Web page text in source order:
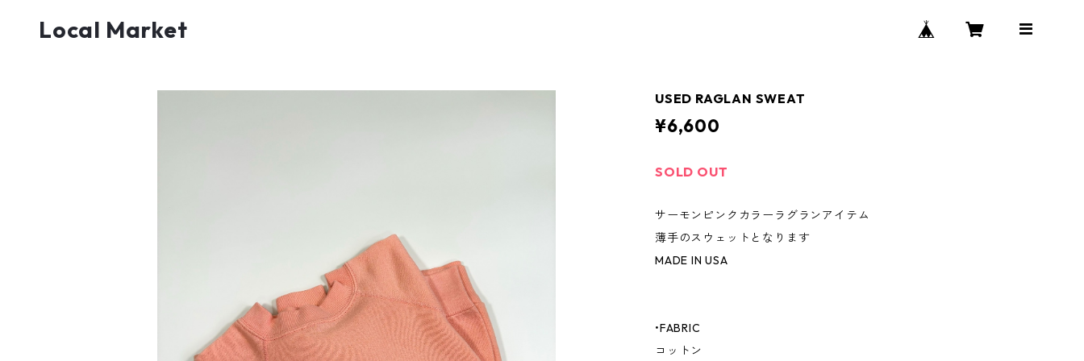
Local Market
USED RAGLAN SWEAT
¥6,600
SOLD OUT
サーモンピンクカラーラグランアイテム
薄手のスウェットとなります
MADE IN USA
•FABRIC
コットン